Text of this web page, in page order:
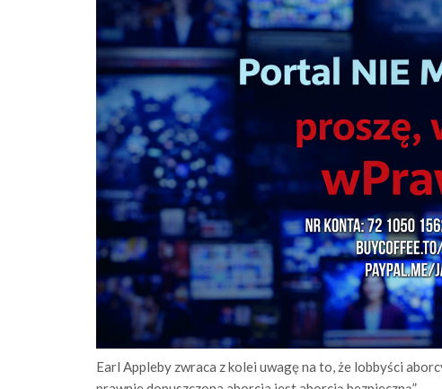
Earl Appleby zwraca z kolei uwagę na to, że lobbyści